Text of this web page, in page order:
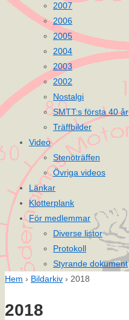
2007
2006
2005
2004
2003
2002
Nostalgi
SMTT:s första 40 år
Träffbilder
Video
Stenöträffen
Övriga videos
Länkar
Klotterplank
För medlemmar
Diverse listor
Protokoll
Styrande dokument
Hem › Bildarkiv › 2018
2018